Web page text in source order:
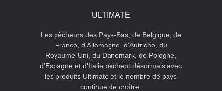
ULTIMATE
Les pêcheurs des Pays-Bas, de Belgique, de
France, d'Allemagne, d'Autriche, du
Royaume-Uni, du Danemark, de Pologne,
d'Espagne et d'Italie pêchent désormais avec
les produits Ultimate et le nombre de pays
continue de croître.